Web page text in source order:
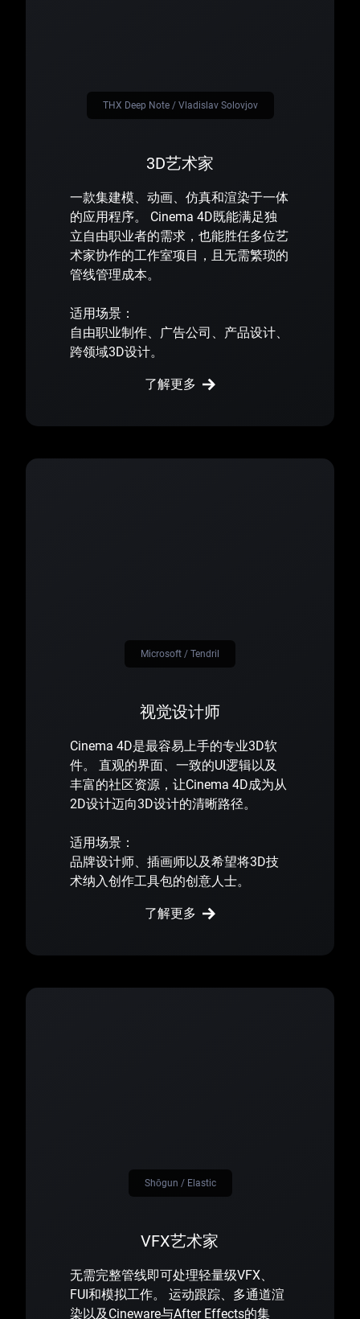
3D艺术家
一款集建模、动画、仿真和渲染于一体
的应用程序。 Cinema 4D既能满足独
立自由职业者的需求，也能胜任多位艺
术家协作的工作室项目，且无需繁琐的
管线管理成本。
适用场景：
自由职业制作、广告公司、产品设计、
跨领域3D设计。
了解更多
THX Deep Note / Vladislav Solovjov
视觉设计师
Cinema 4D是最容易上手的专业3D软
件。 直观的界面、一致的UI逻辑以及
丰富的社区资源，让Cinema 4D成为从
2D设计迈向3D设计的清晰路径。
适用场景：
品牌设计师、插画师以及希望将3D技
术纳入创作工具包的创意人士。
了解更多
Microsoft / Tendril
VFX艺术家
无需完整管线即可处理轻量级VFX、
FUI和模拟工作。 运动跟踪、多通道渲
染以及Cineware与After Effects的集
Shōgun / Elastic